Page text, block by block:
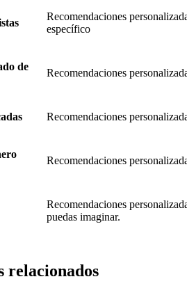
Recomendaciones
específico
de
Recomendaciones
Recomendaciones
Recomendaciones
Recomendaciones
puedas imaginar.
relacionados